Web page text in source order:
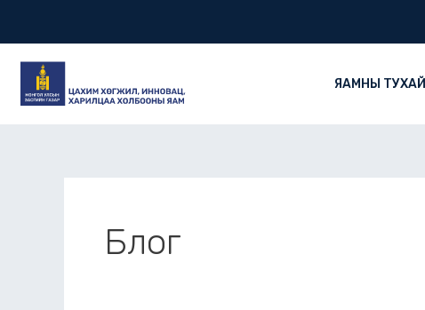
ЯАМНЫ ТУХАЙ
Блог